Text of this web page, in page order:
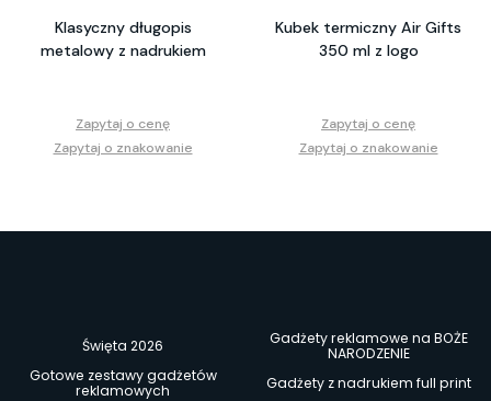
Klasyczny długopis
metalowy z nadrukiem
Zapytaj o cenę
Zapytaj o znakowanie
Kubek termiczny Air Gifts
350 ml z logo
Zapytaj o cenę
Zapytaj o znakowanie
Święta 2026
Gadżety reklamowe na BOŻE
NARODZENIE
Gotowe zestawy gadżetów
reklamowych
Gadżety z nadrukiem full print